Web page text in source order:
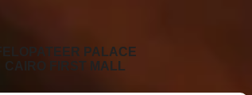
‭FELOPATEER PALACE
CAIRO FIRST MALL‬